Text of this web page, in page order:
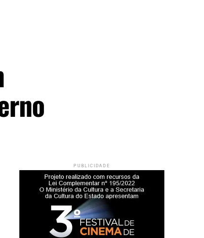
PUBLICIDADE